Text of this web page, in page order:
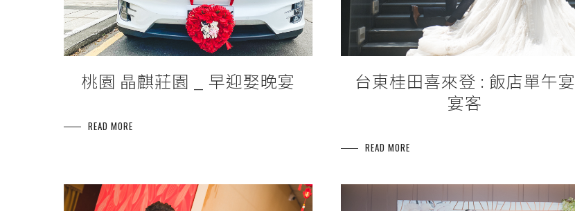
桃園 晶麒莊園 _ 早迎娶晚宴
READ MORE
台東桂田喜來登 : 飯店單午宴
宴客
READ MORE